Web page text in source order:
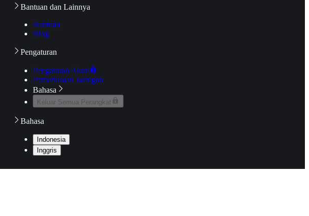
Bantuan dan Lainnya
Bantuan
Blog
Pengaturan
Pengaturan Akun
Pemeriksaan Jaringan
Bahasa
Keluar Semua Perangkat
Bahasa
Indonesia
Inggris